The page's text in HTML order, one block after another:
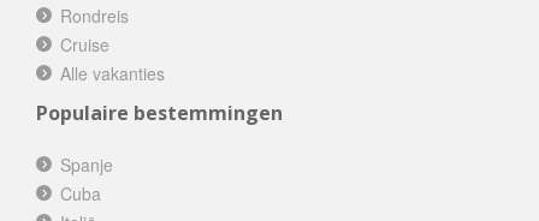
Rondreis
Cruise
Alle vakanties
Populaire bestemmingen
Spanje
Cuba